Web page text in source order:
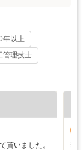
年以上
管理技士
貰いました。
当